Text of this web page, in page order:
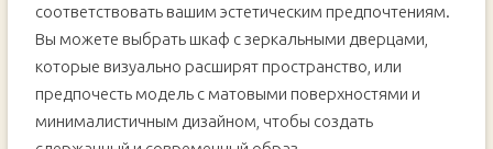
соответствовать вашим эстетическим предпочтениям.
Вы можете выбрать шкаф с зеркальными дверцами,
которые визуально расширят пространство, или
предпочесть модель с матовыми поверхностями и
минималистичным дизайном, чтобы создать